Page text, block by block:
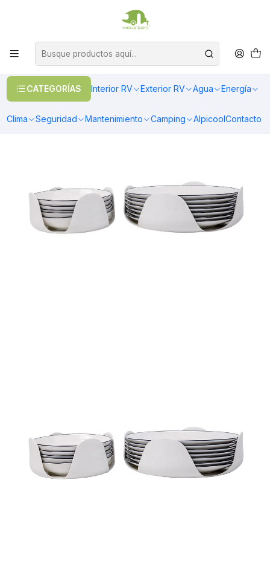
CATEGORÍAS Interior RV Exterior RV Agua Energía
Clima Seguridad Mantenimiento Camping AlpicoolContacto
OFERTAS EN CALEFACCIÓN DIESEL
Juego organizador de platos para casa rodante